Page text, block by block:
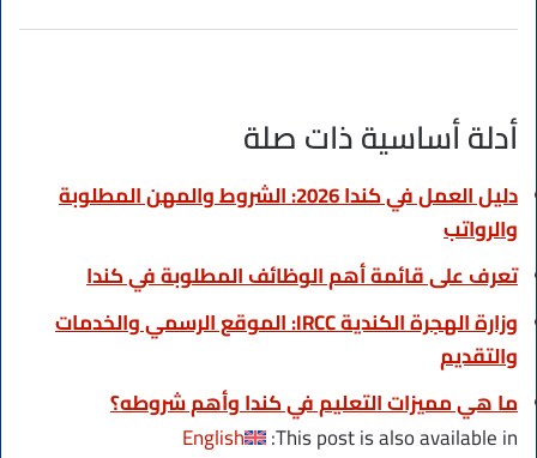
أدلة أساسية ذات صلة
دليل العمل في كندا 2026: الشروط والمهن المطلوبة
والرواتب
تعرف على قائمة أهم الوظائف المطلوبة في كندا
وزارة الهجرة الكندية IRCC: الموقع الرسمي والخدمات
والتقديم
ما هي مميزات التعليم في كندا وأهم شروطه؟
This post is also available in:
English